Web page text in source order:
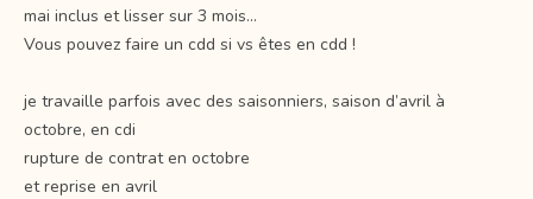
mai inclus et lisser sur 3 mois…
Vous pouvez faire un cdd si vs êtes en cdd !
je travaille parfois avec des saisonniers, saison d’avril à
octobre, en cdi
rupture de contrat en octobre
et reprise en avril